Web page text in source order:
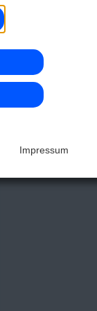
Impressum
einer Diagonale
LCD-
Einbau in